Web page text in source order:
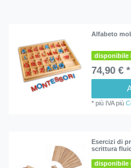
Alfabeto
disponibile
74,90 € *
*più IVApiù
Esercizi di
scrittura
disponibile